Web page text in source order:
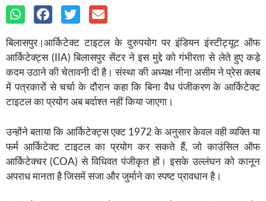
बिलासपुर।आर्किटेक्ट टाइटल के दुरुपयोग पर इंडियन इंस्टीट्यूट ऑफ
आर्किटेक्ट्स (IIA) बिलासपुर सेंटर ने इस मुद्दे को गंभीरता से लेते हुए कड़े
कदम उठाने की चेतावनी दी है। संस्था की अध्यक्ष नीना असीम ने प्रेस क्लब
में पत्रकारों से चर्चा के दौरान कहा कि बिना वैध पंजीकरण के आर्किटेक्ट
टाइटल का प्रयोग अब बर्दाश्त नहीं किया जाएगा।
उन्होंने बताया कि आर्किटेक्ट्स एक्ट 1972 के अनुसार केवल वही व्यक्ति या
फर्म आर्किटेक्ट टाइटल का प्रयोग कर सकते हैं, जो काउंसिल ऑफ
आर्किटेक्चर (COA) से विधिवत पंजीकृत हों। इसके उल्लंघन को कानून
अपराध मानता है जिसमें सजा और जुर्माने का स्पष्ट प्रावधान है।